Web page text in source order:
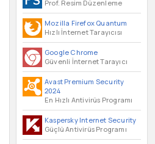
Prof. Resim Düzenleme
Mozilla Firefox Quantum
Hızlı İnternet Tarayıcısı
Google Chrome
Güvenli İnternet Tarayıcı
Avast Premium Security
2024
En Hızlı Antivirüs Programı
Kaspersky Internet Security
Güçlü Antivirüs Programı